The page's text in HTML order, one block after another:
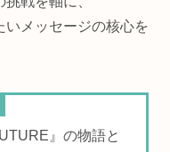
いメッセージの核心を
』の物語と